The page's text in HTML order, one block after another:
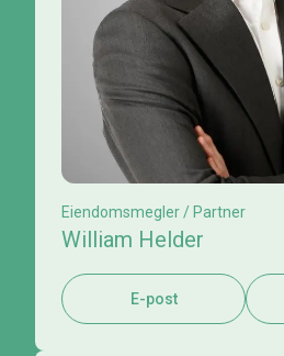
Eiendomsmegler / Partner
William Helder
E-post